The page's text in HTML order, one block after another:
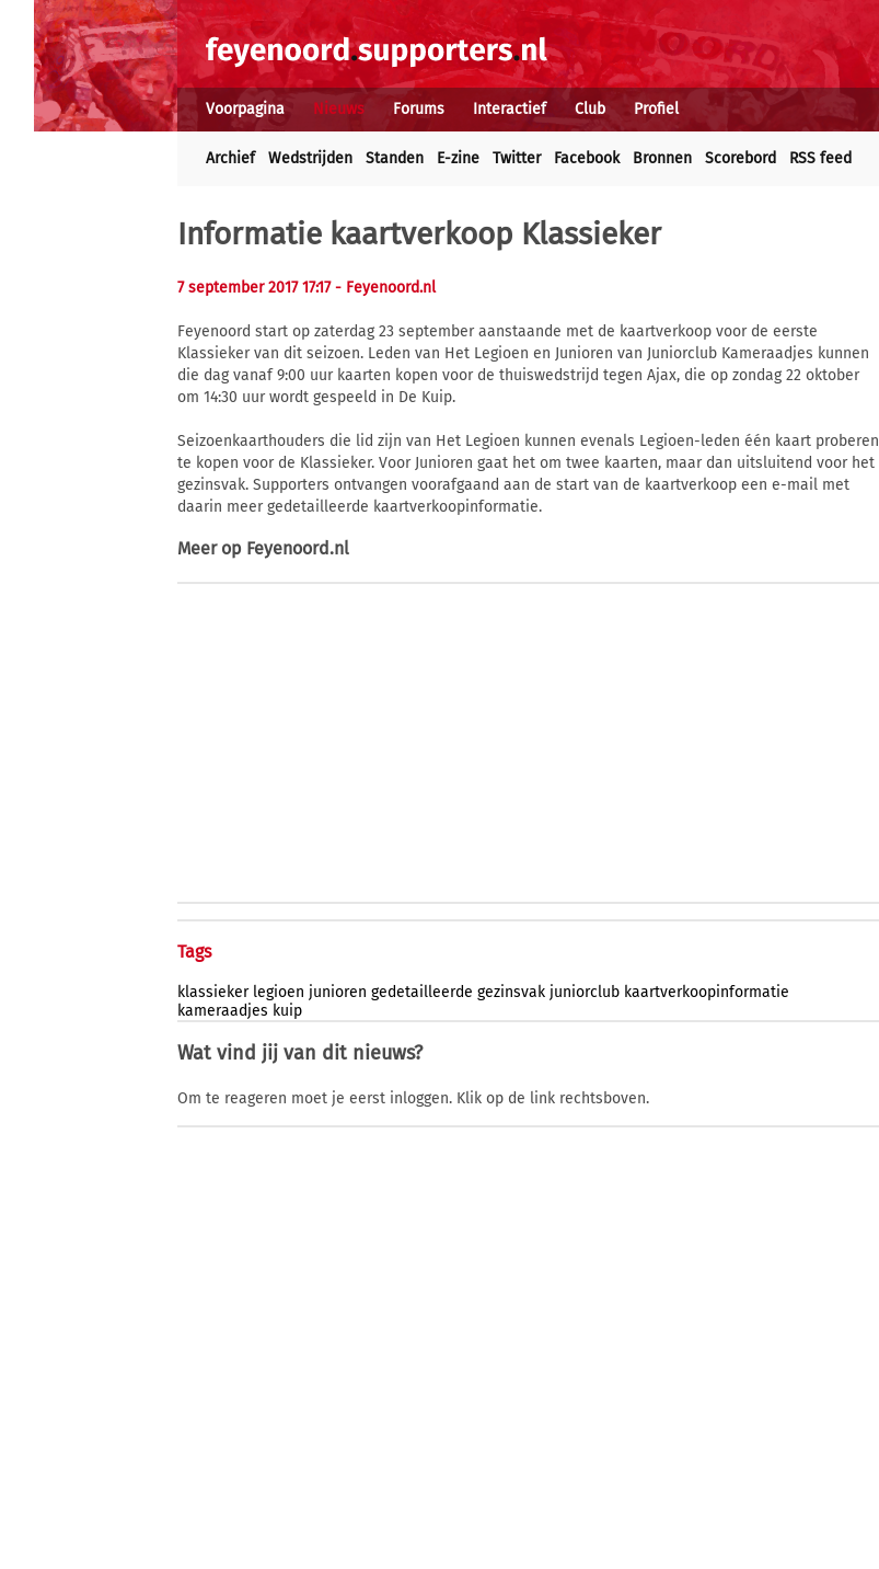
Voorpagina Nieuws Forums Interactief Club Profiel
Archief Wedstrijden Standen E-zine Twitter Facebook Bronnen Scorebord RSS feed
Informatie kaartverkoop Klassieker
7 september 2017 17:17- Feyenoord.nl
Feyenoord start op zaterdag 23 september aanstaande met de kaartverkoop voor de eerste
Klassieker van dit seizoen. Leden van Het Legioen en Junioren van Juniorclub Kameraadjes kunnen
die dag vanaf 9:00 uur kaarten kopen voor de thuiswedstrijd tegen Ajax, die op zondag 22 oktober
om 14:30 uur wordt gespeeld in De Kuip.
Seizoenkaarthouders die lid zijn van Het Legioen kunnen evenals Legioen-leden één kaart proberen
te kopen voor de Klassieker. Voor Junioren gaat het om twee kaarten, maar dan uitsluitend voor het
gezinsvak. Supporters ontvangen voorafgaand aan de start van de kaartverkoop een e-mail met
daarin meer gedetailleerde kaartverkoopinformatie.
Meer op Feyenoord.nl
Tags
klassieker legioen junioren gedetailleerde gezinsvak juniorclub kaartverkoopinformatie
kameraadjes kuip
Wat vind jij van dit nieuws?
Om te reageren moet je eerst inloggen. Klik op de link rechtsboven.